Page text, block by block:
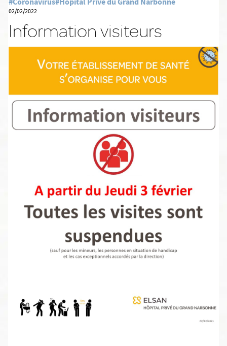
02/02/2022
Information visiteurs